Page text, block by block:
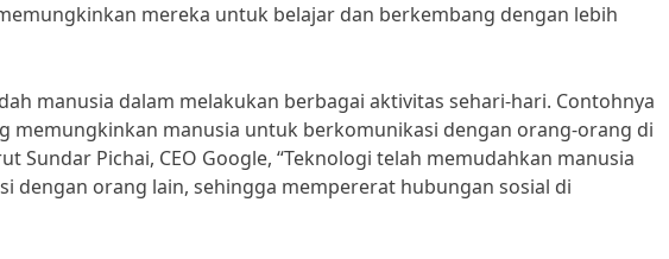
mereka untuk belajar dan berkembang dengan lebih
manusia dalam melakukan berbagai aktivitas sehari-hari. Contohnya
memungkinkan manusia untuk berkomunikasi dengan orang-orang di
Sundar Pichai, CEO Google, “Teknologi telah memudahkan manusia
dengan orang lain, sehingga mempererat hubungan sosial di